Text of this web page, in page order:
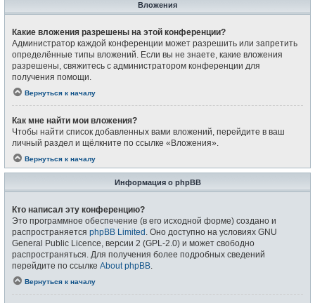
Вложения
Какие вложения разрешены на этой конференции?
Администратор каждой конференции может разрешить или запретить
определённые типы вложений. Если вы не знаете, какие вложения
разрешены, свяжитесь с администратором конференции для
получения помощи.
Вернуться к началу
Как мне найти мои вложения?
Чтобы найти список добавленных вами вложений, перейдите в ваш
личный раздел и щёлкните по ссылке «Вложения».
Вернуться к началу
Информация о phpBB
Кто написал эту конференцию?
Это программное обеспечение (в его исходной форме) создано и
распространяется phpBB Limited . Оно доступно на условиях GNU
General Public Licence, версии 2 (GPL-2.0) и может свободно
распространяться. Для получения более подробных сведений
перейдите по ссылке About phpBB
Вернуться к началу